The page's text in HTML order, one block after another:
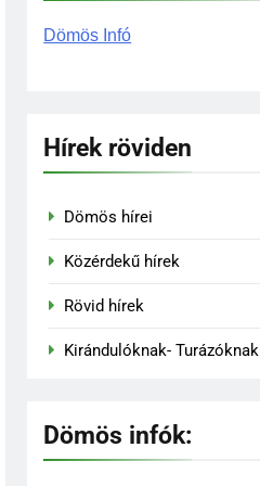
titkos panoráma pontjai
Dömös Infó
Hírek röviden
Dömös hírei
Közérdekű hírek
Rövid hírek
Kirándulóknak- Turázóknak
Dömös infók: